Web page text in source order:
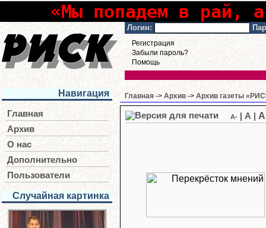
«Мы попадем в рай,
Логин:
Регистрация
Забыли пароль?
Помощь
Навигация
Главная
Архив
О нас
Дополнительно
Пользователи
Случайная картинка
Главная -> Архив -> Архив газеты
A- A